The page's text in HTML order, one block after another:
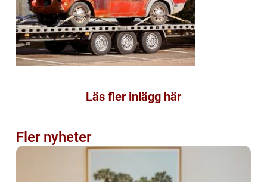
Läs fler inlägg här
Fler nyheter